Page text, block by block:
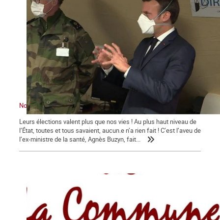
Nous sommes en guerre … contre Macron !
Leurs élections valent plus que nos vies ! Au plus haut niveau de
l’État, toutes et tous savaient, aucun.e n’a rien fait ! C’est l’aveu de
l’ex-ministre de la santé, Agnès Buzyn, fait...